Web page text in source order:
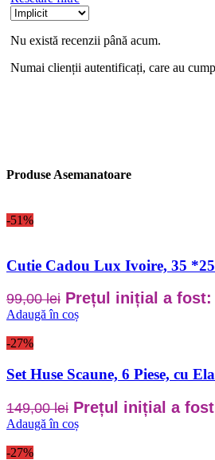
Nu există recenzii până acum.
Numai clienții autentificați, care au
Produse Asemanatoare
-51%
Cutie Cadou Lux Ivoire, 35
99,00lei Prețul inițial a fost:
Adaugă în coș
-27%
Set Huse Scaune, 6 Piese, cu
149,00lei Prețul inițial a
Adaugă în coș
-27%